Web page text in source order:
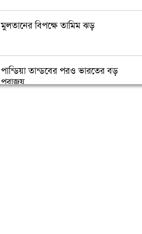
মুলতানের বিপক্ষে তামিম ঝড়
পান্ডিয়া তান্ডবের পরও ভারতের বড়
পরাজয়